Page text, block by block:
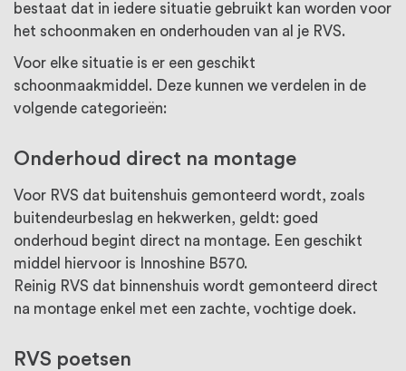
bestaat dat in iedere situatie gebruikt kan worden voor
het schoonmaken en onderhouden van al je RVS.
Voor elke situatie is er een geschikt
schoonmaakmiddel. Deze kunnen we verdelen in de
volgende categorieën:
Onderhoud direct na montage
Voor RVS dat buitenshuis gemonteerd wordt, zoals
buitendeurbeslag en hekwerken, geldt: goed
onderhoud begint direct na montage. Een geschikt
middel hiervoor is Innoshine B570.
Reinig RVS dat binnenshuis wordt gemonteerd direct
na montage enkel met een zachte, vochtige doek.
RVS poetsen